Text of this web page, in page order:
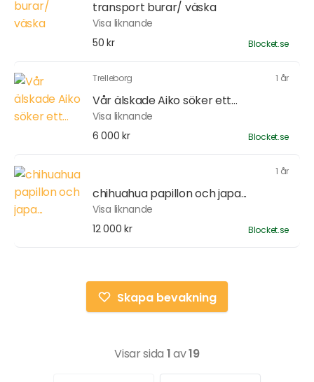
transport burar/ väska
Visa liknande
50 kr
Blocket.se
Trelleborg 1 år
Vår älskade Aiko söker ett...
Visa liknande
6 000 kr
Blocket.se
1 år
chihuahua papillon och japa...
Visa liknande
12 000 kr
Blocket.se
Skapa bevakning
Visar sida 1av19